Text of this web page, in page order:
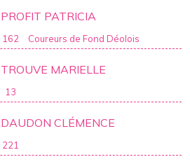
162
PROFIT PATRICIA
Coureurs de Fond Déolois
13
TROUVE MARIELLE
221
DAUDON CLÉMENCE